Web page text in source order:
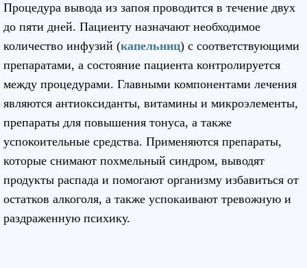
Процедура вывода из запоя проводится в течение двух
до пяти дней. Пациенту назначают необходимое
количество инфузий (капельниц) с соответствующими
препаратами, а состояние пациента контролируется
между процедурами. Главными компонентами лечения
являются антиоксиданты, витамины и микроэлементы,
препараты для повышения тонуса, а также
успокоительные средства. Применяются препараты,
которые снимают похмельный синдром, выводят
продукты распада и помогают организму избавиться от
остатков алкоголя, а также успокаивают тревожную и
раздраженную психику.